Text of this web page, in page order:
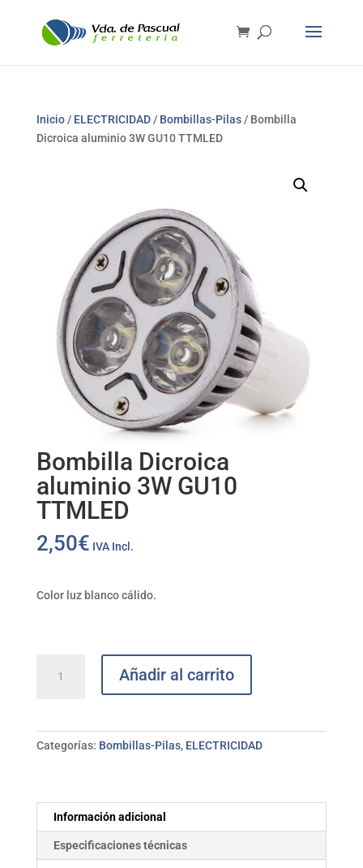
Inicio/ ELECTRICIDAD/ Bombillas-Pilas/ Bombilla
Dicroica aluminio 3W GU10 TTMLED
Bombilla Dicroica
aluminio 3W GU10
TTMLED
2,50€ IVA Incl.
Color luz blanco cálido.
Dicroica
TTMLED
Añadir al carrito
Categorías: Bombillas-Pilas, ELECTRICIDAD
Información adicional
Especificaciones técnicas